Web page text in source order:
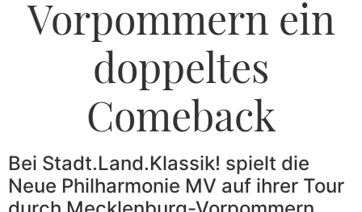
Vorpommern ein
doppeltes
Comeback
Bei Stadt.Land.Klassik! spielt die
Neue Philharmonie MV auf ihrer Tour